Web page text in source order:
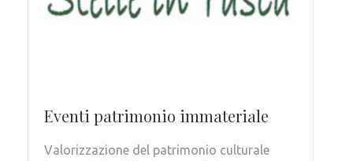
Eventi patrimonio immateriale
Valorizzazione del patrimonio culturale